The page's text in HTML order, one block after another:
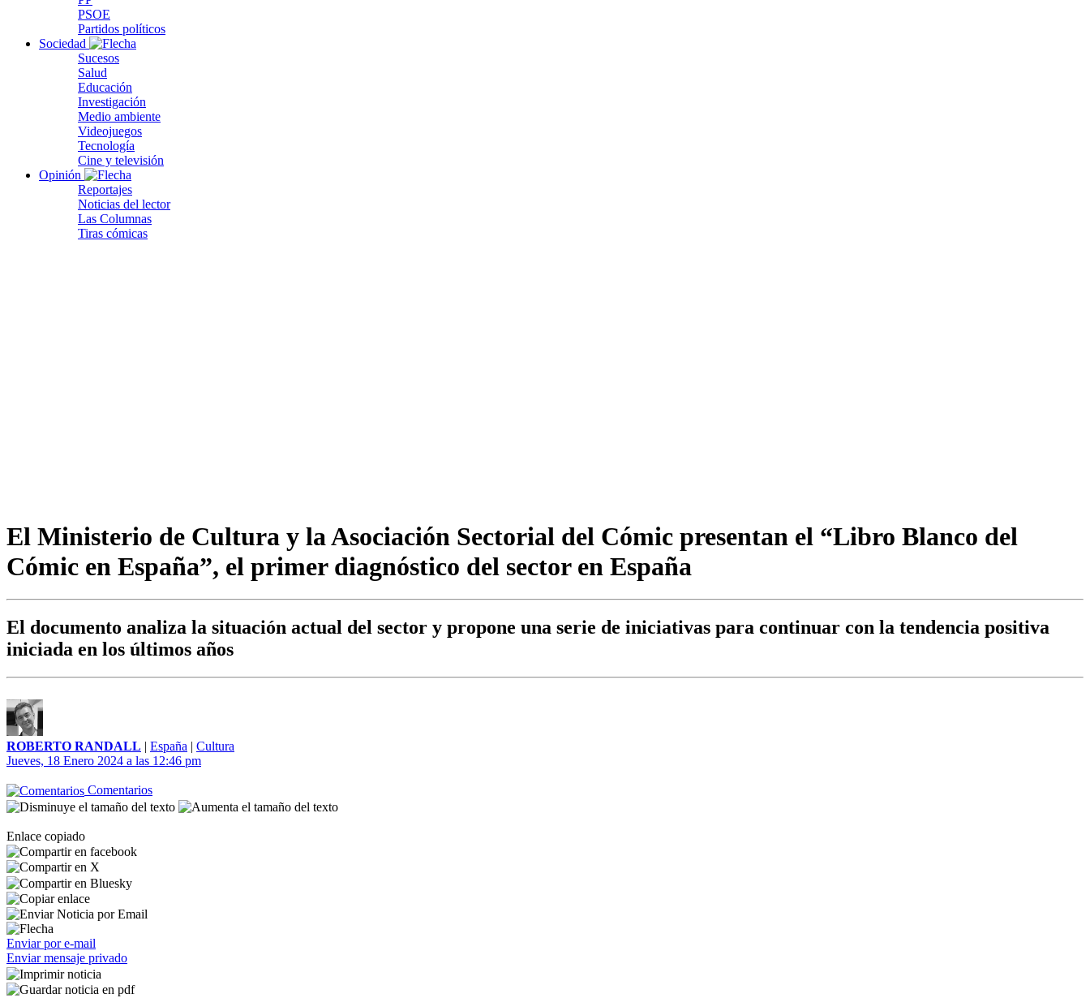
PSOE
Partidos políticos
Sociedad
Sucesos
Salud
Educación
Investigación
Medio ambiente
Videojuegos
Tecnología
Cine y televisión
Opinión
Reportajes
Noticias del lector
Las Columnas
Tiras cómicas
El Ministerio de Cultura y la Asociación Sectorial del Cómic presentan el “Libro Blanco del
Cómic en España”, el primer diagnóstico del sector en España
El documento analiza la situación actual del sector y propone una serie de iniciativas para continuar con la tendencia positiva
iniciada en los últimos años
ROBERTO RANDALL | España | Cultura
Jueves, 18 Enero 2024 a las 12:46 pm
Comentarios
Enlace copiado
Enviar por e-mail
Enviar mensaje privado